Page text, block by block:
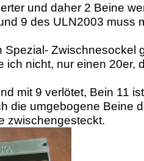
und daher 2 Beine
9 des ULN2003 muss
Spezial- Zwischnesockel
ich nicht, nur einen 20er,
mit 9 verlötet, Bein 11
die umgebogene Beine
zwischengesteckt.